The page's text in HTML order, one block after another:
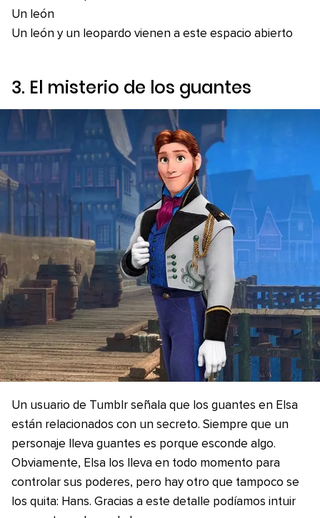
Un león
Un león y un leopardo vienen a este espacio abierto
3. El misterio de los guantes
Un usuario de Tumblr señala que los guantes en Elsa
están relacionados con un secreto. Siempre que un
personaje lleva guantes es porque esconde algo.
Obviamente, Elsa los lleva en todo momento para
controlar sus poderes, pero hay otro que tampoco se
los quita: Hans. Gracias a este detalle podíamos intuir